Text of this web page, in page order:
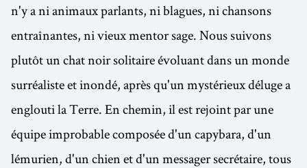
n'y a ni animaux parlants, ni blagues, ni chansons
entraînantes, ni vieux mentor sage. Nous suivons
plutôt un chat noir solitaire évoluant dans un monde
surréaliste et inondé, après qu'un mystérieux déluge a
englouti la Terre. En chemin, il est rejoint par une
équipe improbable composée d'un capybara, d'un
lémurien, d'un chien et d'un messager secrétaire, tous